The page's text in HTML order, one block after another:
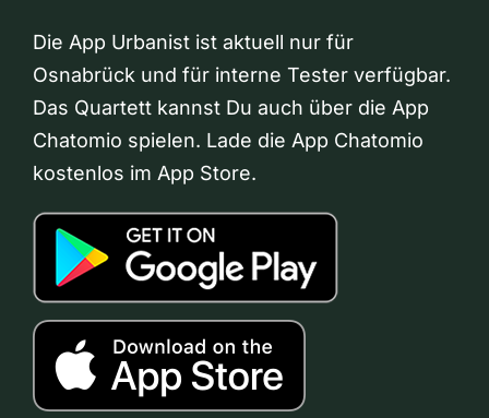
Die App Urbanist ist aktuell nur für
Osnabrück und für interne Tester verfügbar.
Das Quartett kannst Du auch über die App
Chatomio spielen. Lade die App Chatomio
kostenlos im App Store.